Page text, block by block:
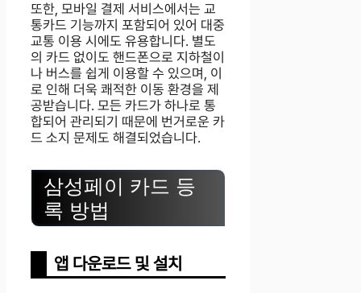
또한, 모바일 결제 서비스에서는 교
통카드 기능까지 포함되어 있어 대중
교통 이용 시에도 유용합니다. 별도
의 카드 없이도 핸드폰으로 지하철이
나 버스를 쉽게 이용할 수 있으며, 이
로 인해 더욱 쾌적한 이동 환경을 제
공받습니다. 모든 카드가 하나로 통
합되어 관리되기 때문에 번거로운 카
드 소지 문제도 해결되었습니다.
삼성페이 카드 등
록 방법
앱 다운로드 및 설치